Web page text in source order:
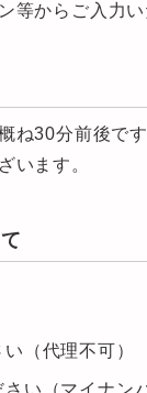
等からご入力
ね30分前後です
います。
（代理不可）